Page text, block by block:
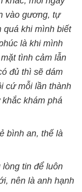
vào gương, tự
quá khi mình biết
là khi mình
tình cảm lẫn
đủ thì sẽ dám
cứ mỗi lần thành
khám phá
bình an, thế là
lòng tin để luôn
nên là anh hạnh